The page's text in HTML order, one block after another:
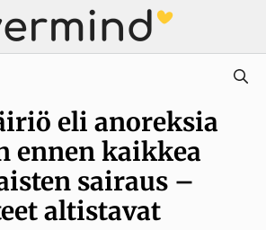
eli anoreksia
ennen kaikkea
sairaus –
altistavat